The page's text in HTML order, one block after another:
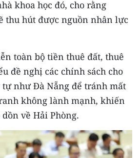
khoa học đó, cho rằng
thu hút được nguồn nhân lực
toàn bộ tiền thuê đất, thuê
đề nghị các chính sách cho
như Đà Nẵng để tránh mất
không lành mạnh, khiến
về Hải Phòng.